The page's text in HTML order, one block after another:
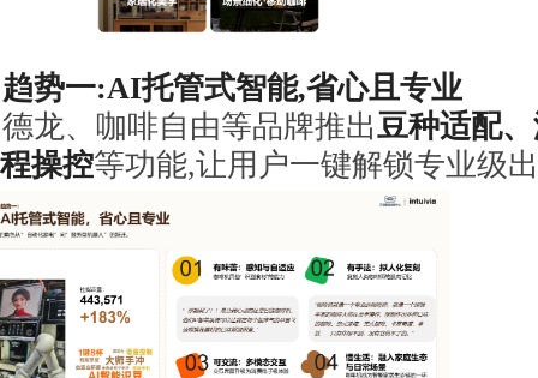
趋势一:AI托管式智能,省心且专业
德龙、咖啡自由等品牌推出豆种适配
程操控等功能,让用户一键解锁专业级